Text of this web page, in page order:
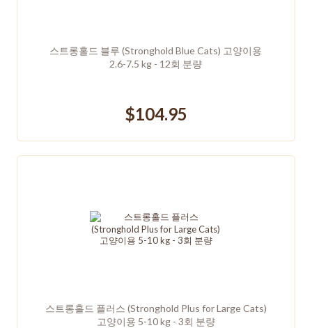
스트롱홀드 블루 (Stronghold Blue Cats) 고양이용
2.6-7.5 kg - 12회 분량
$104.95
스트롱홀드 플러스 (Stronghold Plus for Large Cats)
고양이용 5-10 kg - 3회 분량